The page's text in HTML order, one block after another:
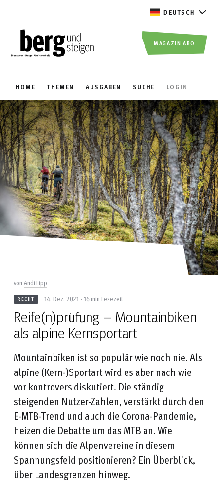
DEUTSCH
HOME THEMEN AUSGABEN SUCHE LOGIN
MAGAZIN ABO
vonAndi Lipp
RECHT 14. Dez. 2021 - 16 min Lesezeit
Reife(n)prüfung – Mountainbiken
als alpine Kernsportart
Mountainbiken ist so populär wie noch nie. Als
alpine (Kern-)Sportart wird es aber nach wie
vor kontrovers diskutiert. Die ständig
steigenden Nutzer-Zahlen, verstärkt durch den
E-MTB-Trend und auch die Corona-Pandemie,
heizen die Debatte um das MTB an. Wie
können sich die Alpenvereine in diesem
Spannungsfeld positionieren? Ein Überblick,
über Landesgrenzen hinweg.